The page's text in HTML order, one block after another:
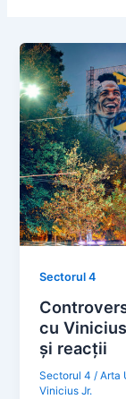
Sectorul 4
cu
și reacții
Sectorul 4 /Arta
Vinicius Jr.